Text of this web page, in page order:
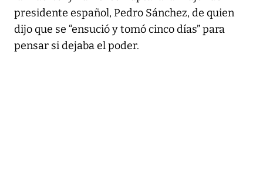
presidente español, Pedro Sánchez, de quien
dijo que se “ensució y tomó cinco días” para
pensar si dejaba el poder.